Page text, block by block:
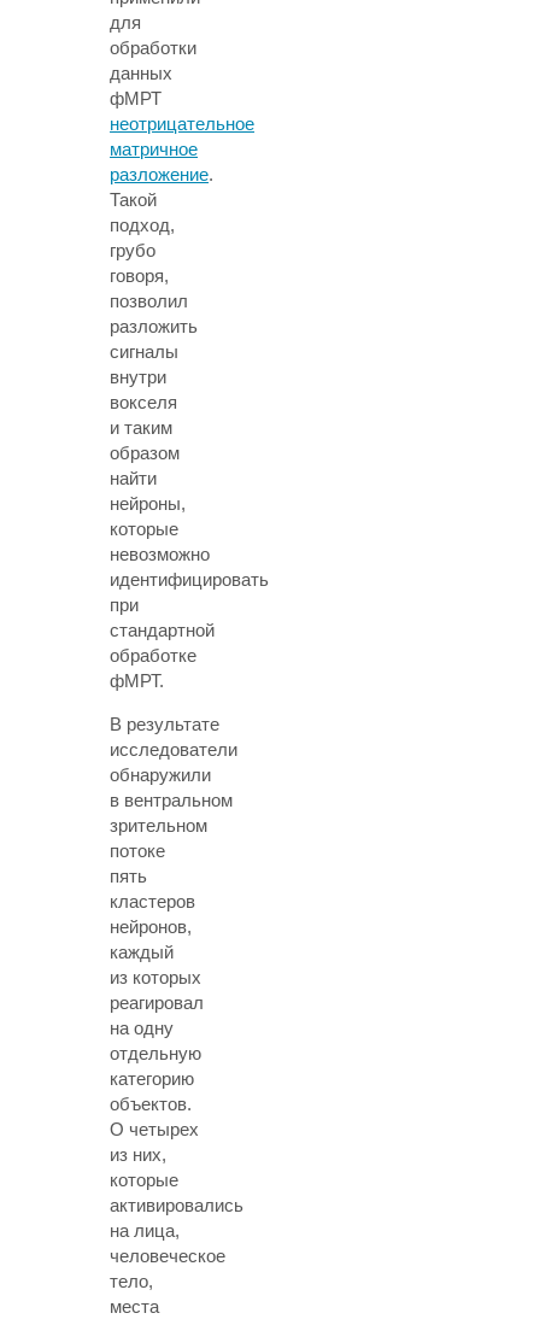
для
обработки
данных
фМРТ
неотрицательное
матричное
разложение.
Такой
подход,
грубо
говоря,
позволил
разложить
сигналы
внутри
вокселя
и таким
образом
найти
нейроны,
которые
невозможно
идентифицировать
при
стандартной
обработке
фМРТ.
В результате
исследователи
обнаружили
в вентральном
зрительном
потоке
пять
кластеров
нейронов,
каждый
из которых
реагировал
на одну
отдельную
категорию
объектов.
О четырех
из них,
которые
активировались
на лица,
человеческое
тело,
места